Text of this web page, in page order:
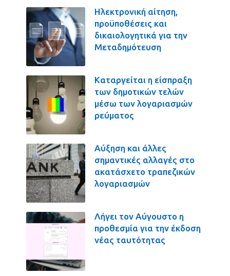
Ηλεκτρονική αίτηση,
προϋποθέσεις και
δικαιολογητικά για την
Μεταδημότευση
Καταργείται η είσπραξη
των δημοτικών τελών
μέσω των λογαριασμών
ρεύματος
Αύξηση και άλλες
σημαντικές αλλαγές στο
ακατάσχετο τραπεζικών
λογαριασμών
Λήγει τον Αύγουστο η
προθεσμία για την έκδοση
νέας ταυτότητας